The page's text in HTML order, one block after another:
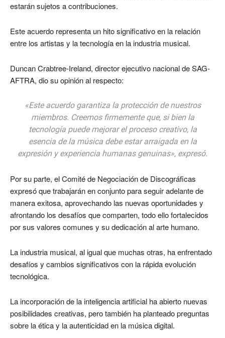
estarán sujetos a contribuciones.
Este acuerdo representa un hito significativo en la relación
entre los artistas y la tecnología en la industria musical.
Duncan Crabtree-Ireland, director ejecutivo nacional de SAG-
AFTRA, dio su opinión al respecto:
«Este acuerdo garantiza la protección de nuestros
miembros. Creemos firmemente que, si bien la
tecnología puede mejorar el proceso creativo, la
esencia de la música debe estar arraigada en la
expresión y experiencia humanas genuinas», expresó.
Por su parte, el Comité de Negociación de Discográficas
expresó que trabajarán en conjunto para seguir adelante de
manera exitosa, aprovechando las nuevas oportunidades y
afrontando los desafíos que comparten, todo ello fortalecidos
por sus valores comunes y su dedicación al arte humano.
La industria musical, al igual que muchas otras, ha enfrentado
desafíos y cambios significativos con la rápida evolución
tecnológica.
La incorporación de la inteligencia artificial ha abierto nuevas
posibilidades creativas, pero también ha planteado preguntas
sobre la ética y la autenticidad en la música digital.